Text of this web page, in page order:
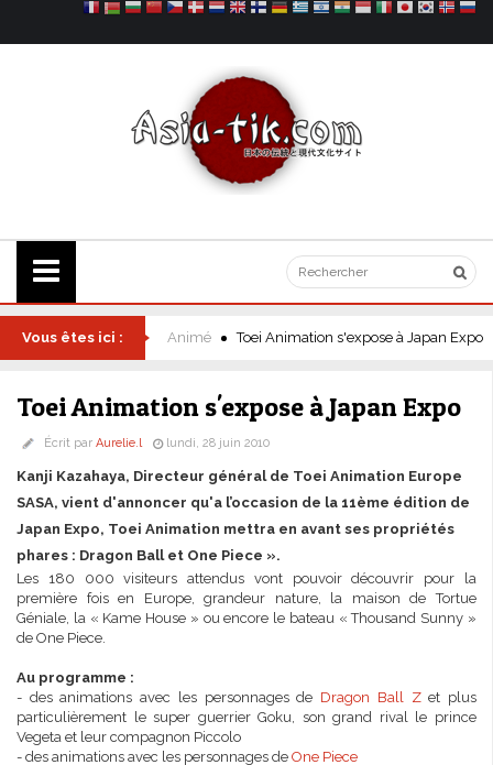
Vous êtes ici : Animé Toei Animation s'expose à Japan Expo
Toei Animation s'expose à Japan Expo
Écrit par Aurelie.l lundi, 28 juin 2010
Kanji Kazahaya, Directeur général de Toei Animation Europe
SASA, vient d'annoncer qu'a l’occasion de la 11ème édition de
Japan Expo, Toei Animation mettra en avant ses propriétés
phares : Dragon Ball et One Piece ».
Les 180 000 visiteurs attendus vont pouvoir découvrir pour la
première fois en Europe, grandeur nature, la maison de Tortue
Géniale, la « Kame House » ou encore le bateau « Thousand Sunny »
de One Piece.
Au programme :
- des animations avec les personnages de Dragon Ball Zet plus
particulièrement le super guerrier Goku, son grand rival le prince
Vegeta et leur compagnon Piccolo
- des animations avec les personnages de One Piece